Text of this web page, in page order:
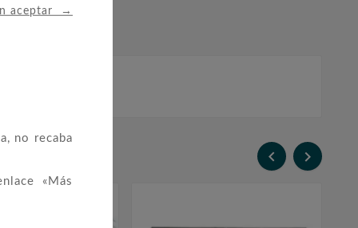
aceptar →
no recaba
«Más
 